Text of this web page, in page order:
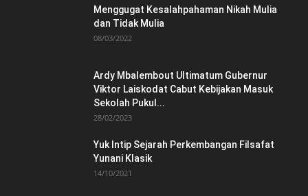
Menggugat Kesalahpahaman Nikah Mulia
dan Tidak Mulia
08/03/2022
Ardy Mbalembout Ultimatum Gubernur
Viktor Laiskodat Cabut Kebijakan Masuk
Sekolah Pukul...
28/02/2023
Yuk Intip Sejarah Perkembangan Filsafat
Yunani Klasik
14/10/2021